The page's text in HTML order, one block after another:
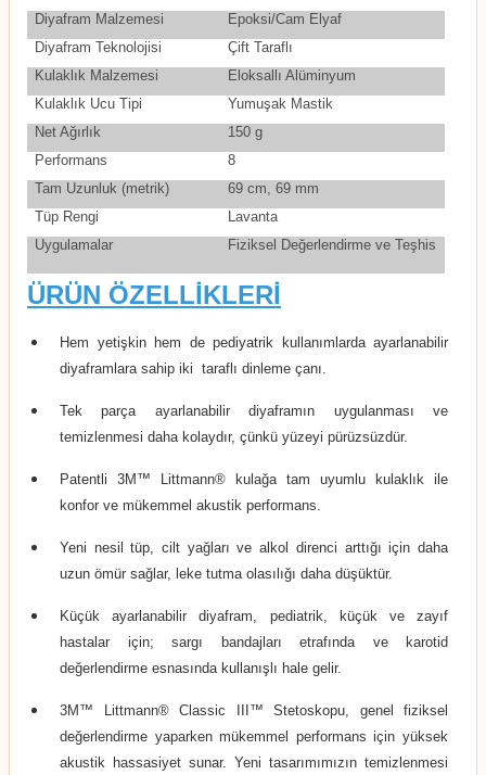
Diyafram Malzemesi
Epoksi/Cam Elyaf
Diyafram Teknolojisi
Çift Taraflı
Kulaklık Malzemesi
Eloksallı Alüminyum
Kulaklık Ucu Tipi
Yumuşak Mastik
Net Ağırlık
150 g
Performans
8
Tam Uzunluk (metrik)
69 cm, 69 mm
Tüp Rengi
Lavanta
Uygulamalar
Fiziksel Değerlendirme ve Teşhis
ÜRÜN ÖZELLİKLERİ
Hem yetişkin hem de pediyatrik kullanımlarda ayarlanabilir
diyaframlara sahip iki taraflı dinleme çanı.
Tek parça ayarlanabilir diyaframın uygulanması ve
temizlenmesi daha kolaydır, çünkü yüzeyi pürüzsüzdür.
Patentli 3M™ Littmann® kulağa tam uyumlu kulaklık ile
konfor ve mükemmel akustik performans.
Yeni nesil tüp, cilt yağları ve alkol direnci arttığı için daha
uzun ömür sağlar, leke tutma olasılığı daha düşüktür.
Küçük ayarlanabilir diyafram, pediatrik, küçük ve zayıf
hastalar için; sargı bandajları etrafında ve karotid
değerlendirme esnasında kullanışlı hale gelir.
3M™ Littmann® Classic III™ Stetoskopu, genel fiziksel
değerlendirme yaparken mükemmel performans için yüksek
akustik hassasiyet sunar. Yeni tasarımımızın temizlenmesi